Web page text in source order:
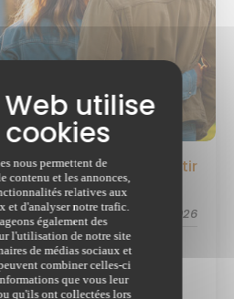
acheter ou investir
en 2026 ?
schedule 12/02/2026
l'immobilier neuf
de nombreux
nous permettent de
contenu et les annonces,
relatives aux
et d'analyser notre trafic.
également des
l'utilisation de notre site
de médias sociaux et
combiner celles-ci
que vous leur
qu'ils ont collectées lors